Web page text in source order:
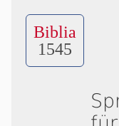
Biblia
1545